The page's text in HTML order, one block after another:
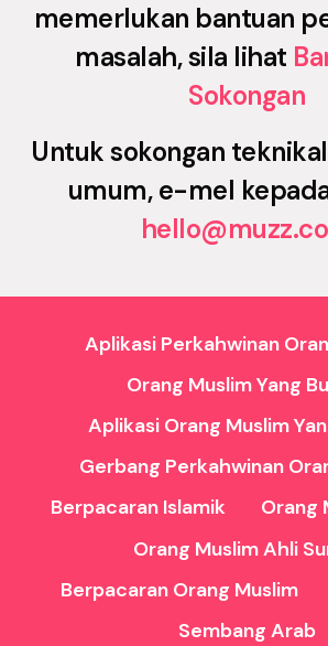
memerlukan bantuan
masalah, sila lihat
Sokongan
Untuk sokongan
umum, e-mel
Aplikasi Perkahwinan
Orang Muslim Yang
Aplikasi Orang Muslim
Gerbang Perkahwinan
Berpacaran Islamik
Orang
Orang Muslim Ahli
Berpacaran Orang Muslim
Sembang Arab